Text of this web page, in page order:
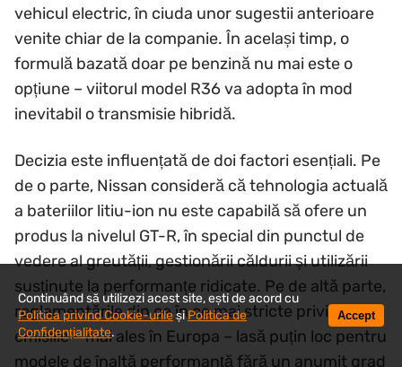
vehicul electric, în ciuda unor sugestii anterioare
venite chiar de la companie. În același timp, o
formulă bazată doar pe benzină nu mai este o
opțiune – viitorul model R36 va adopta în mod
inevitabil o transmisie hibridă.
Decizia este influențată de doi factori esențiali. Pe
de o parte, Nissan consideră că tehnologia actuală
a bateriilor litiu-ion nu este capabilă să ofere un
produs la nivelul GT-R, în special din punctul de
vedere al greutății, gestionării căldurii și utilizării
susținute la performanțe ridicate. Pe de altă parte,
reglementările din ce în ce mai stricte privind
emisiile – mai ales în Europa – lasă puțin loc pentru
modele de înaltă performanță fără un anumit grad
Continuând să utilizezi acest site, ești de acord cu
Politica privind Cookie-urileșiPolitica de
Confidențialitate.
Accept